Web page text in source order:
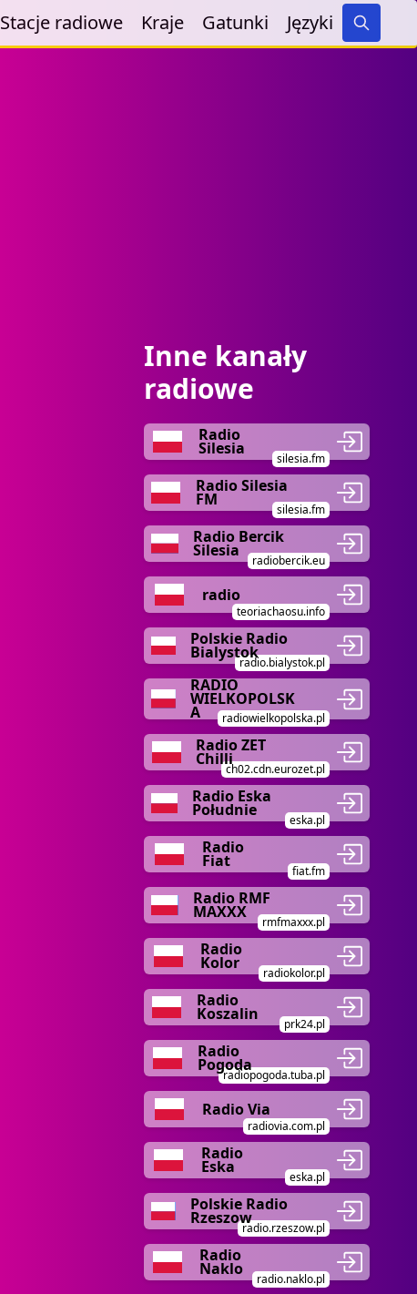
Stacje radiowe Kraje Gatunki Języki
Search
Inne kanały
radiowe
Radio
Silesia
silesia.fm
Radio Silesia
FM
silesia.fm
Radio Bercik
Silesia
radiobercik.eu
radio
teoriachaosu.info
Polskie Radio
Bialystok
radio.bialystok.pl
RADIO
WIELKOPOLSK
A radiowielkopolska.pl
Radio ZET
Chilli
ch02.cdn.eurozet.pl
Radio Eska
Południe
eska.pl
Radio
Fiat
fiat.fm
Radio RMF
MAXXX
rmfmaxxx.pl
Radio
Kolor
radiokolor.pl
Radio
Koszalin
prk24.pl
Radio
Pogoda
radiopogoda.tuba.pl
Radio Via
radiovia.com.pl
Radio
Eska
eska.pl
Polskie Radio
Rzeszow
radio.rzeszow.pl
Radio
Naklo
radio.naklo.pl